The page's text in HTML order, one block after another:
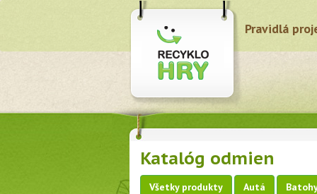
Pravidlá
Katalóg odmien
Všetky produkty Autá